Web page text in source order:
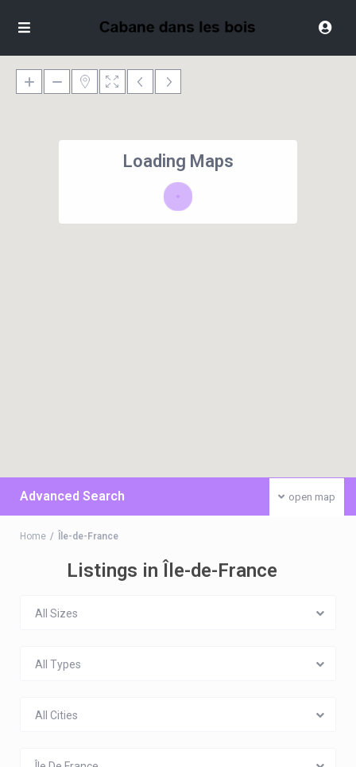
Loading Maps
open map
Advanced Search
Home Île-de-France
Listings in Île-de-France
All Sizes
All Types
All Cities